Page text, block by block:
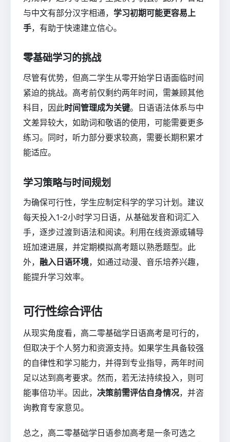
与中文有部分汉字相通， 学习初期可能更容易上
手，有助于快速建立信心。
零基础学习的挑战
尽管有优势，但高二学生从零开始学日语面临时间
紧迫的挑战。高考前仅剩约两年时间，需兼顾其他
科目，因此时间管理成为关键。日语语法体系与中
文差异较大，如助词和敬语的使用，可能需要更多
练习。同时，听力部分要求较高，需要长期积累才
能适应。
学习策略与时间规划
为确保可行性，学生应制定科学的学习计划。建议
每天投入1-2小时学习日语，从基础发音和词汇入
手，逐步过渡到语法和阅读。利用在线资源或辅导
班加速进展，并定期模拟高考题以熟悉题型。此
外， 融入日语环境，如通过动漫、音乐培养兴趣，
能提升学习效率。
可行性综合评估
从现实角度看，高二零基础学日语高考是可行的，
但取决于个人努力和资源支持。如果学生具备较强
的自律性和学习能力，并得到专业指导，两年时间
足以达到高考要求。然而，若无法持续投入，则可
能事倍功半。因此， 决策前需评估自身情况，并咨
询教育专家意见。
总之，高二零基础学日语参加高考是一条可选之